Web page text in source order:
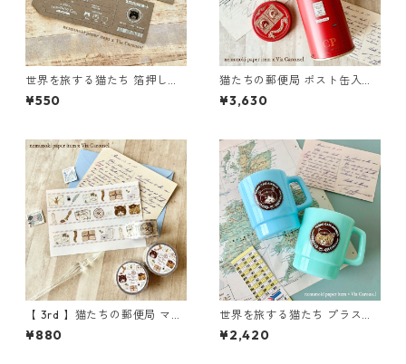
世界を旅する猫たち 箔押しバ
ゲージタグセット
¥550
猫たちの郵便局 ポスト缶入・
紙ものセット
¥3,630
【 3rd 】猫たちの郵便局 マス
キングテープ
¥880
世界を旅する猫たち プラスチ
ックマグカップセット
¥2,420